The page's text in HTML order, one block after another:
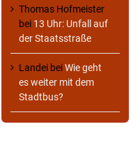
Thomas Hofmeister
bei 13 Uhr: Unfall auf
der Staatsstraße
Landei beiWie geht
es weiter mit dem
Stadtbus?